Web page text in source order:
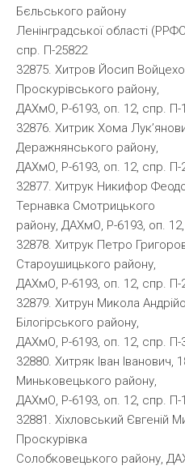
Бєльського району
Ленінградської області
спр. П-25822
32875. Хитров Йосип
Проскурівського району,
ДАХмО, Р-6193, оп. 12, спр. П-
32876. Хитрик Хома
Деражнянського району,
ДАХмО, Р-6193, оп. 12, спр. П-
32877. Хитрук Никифор
Тернавка Смотрицького
району, ДАХмО, Р-6193, оп.
32878. Хитрук Петро
Староушицького району,
ДАХмО, Р-6193, оп. 12, спр. П-
32879. Хитрун Микола
Білогірського району,
ДАХмО, Р-6193, оп. 12, спр. П-
32880. Хитряк Іван
Миньковецького району,
ДАХмО, Р-6193, оп. 12, спр. П-
32881. Хіхловський Євгеній
Проскурівка
Солобковецького району,